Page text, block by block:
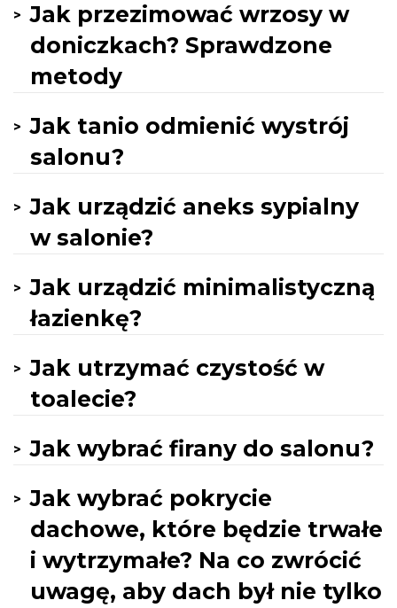
Jak przezimować wrzosy w
doniczkach? Sprawdzone
metody
Jak tanio odmienić wystrój
salonu?
Jak urządzić aneks sypialny
w salonie?
Jak urządzić minimalistyczną
łazienkę?
Jak utrzymać czystość w
toalecie?
Jak wybrać firany do salonu?
Jak wybrać pokrycie
dachowe, które będzie trwałe
i wytrzymałe? Na co zwrócić
uwagę, aby dach był nie tylko